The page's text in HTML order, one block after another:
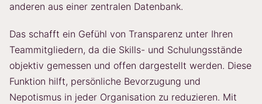
anderen aus einer zentralen Datenbank.
Das schafft ein Gefühl von Transparenz unter Ihren
Teammitgliedern, da die Skills- und Schulungsstände
objektiv gemessen und offen dargestellt werden. Diese
Funktion hilft, persönliche Bevorzugung und
Nepotismus in jeder Organisation zu reduzieren. Mit